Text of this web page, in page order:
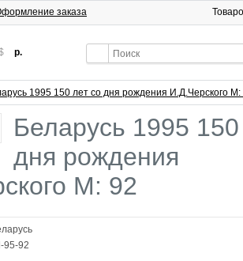
р.
заказа
1995 150 лет со дня рождения И.Д.Черского М:
Беларусь 1995
дня рождения
М: 92
95-92